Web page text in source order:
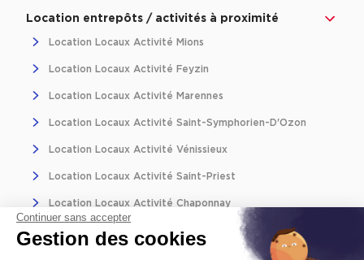
Location entrepôts / activités à proximité
Location Locaux Activité Mions
Location Locaux Activité Feyzin
Location Locaux Activité Marennes
Location Locaux Activité Saint-Symphorien-D'Ozon
Location Locaux Activité Vénissieux
Location Locaux Activité Saint-Priest
Location Locaux Activité Chaponnay
Location Locaux Activité Toussieu
Continuer sans accepter
Gestion des cookies